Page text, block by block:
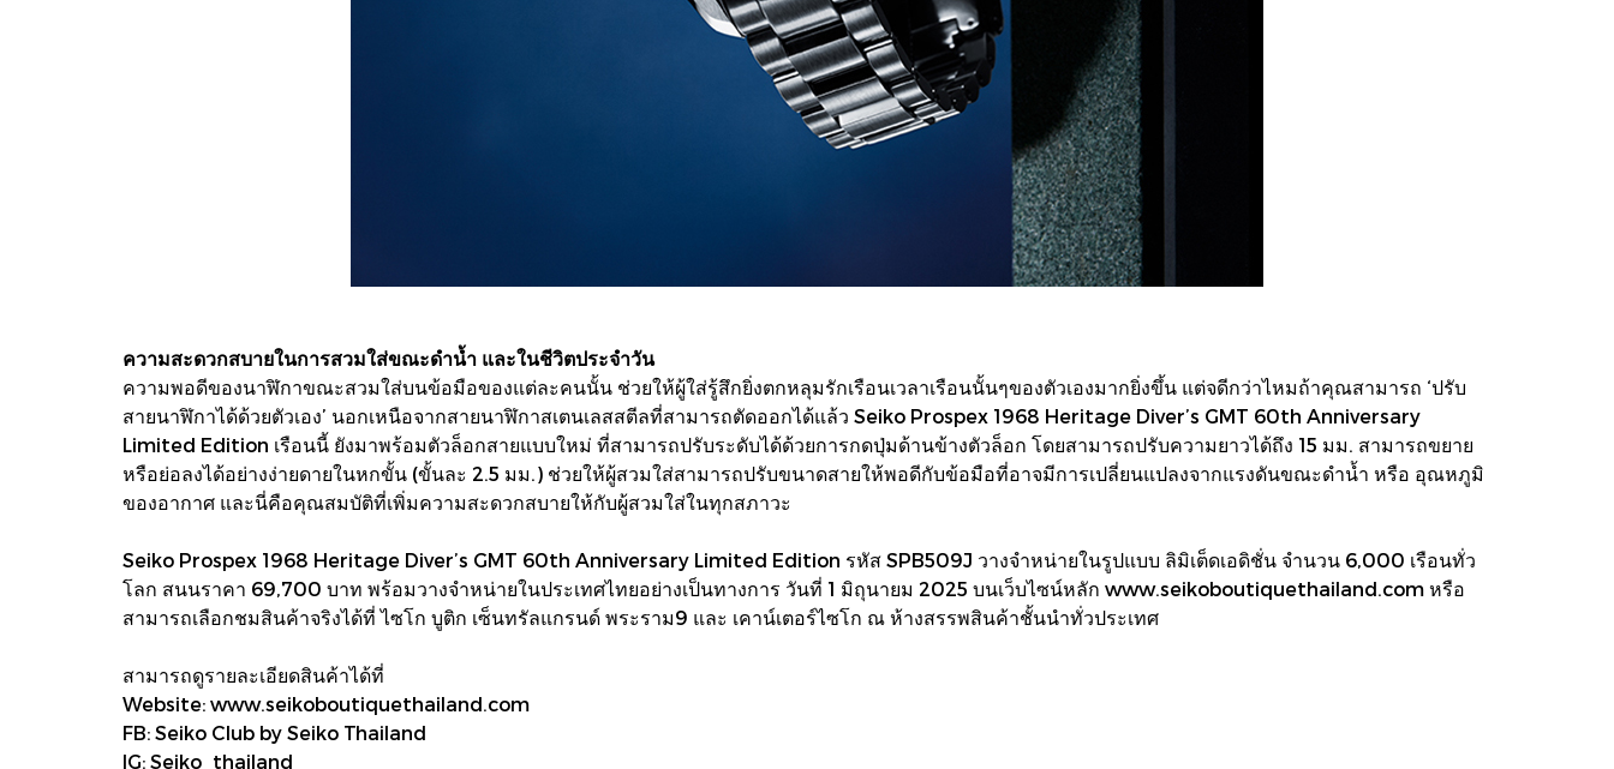
ความสะดวกสบายในการสวมใส่ขณะดำน้ำ และในชีวิตประจำวัน
ความพอดีของนาฬิกาขณะสวมใส่บนข้อมือของแต่ละคนนั้น ช่วยให้ผู้ใส่รู้สึกยิ่งตกหลุมรักเรือนเวลาเรือนนั้นๆของตัวเองมากยิ่งขึ้น แต่จดีกว่าไหมถ้าคุณสามารถ ‘ปรับ
สายนาฬิกาได้ด้วยตัวเอง’ นอกเหนือจากสายนาฬิกาสเตนเลสสตีลที่สามารถตัดออกได้แล้ว Seiko Prospex 1968 Heritage Diver’s GMT 60th Anniversary
Limited Edition เรือนนี้ ยังมาพร้อมตัวล็อกสายแบบใหม่ ที่สามารถปรับระดับได้ด้วยการกดปุ่มด้านข้างตัวล็อก โดยสามารถปรับความยาวได้ถึง 15 มม. สามารถขยาย
หรือย่อลงได้อย่างง่ายดายในหกขั้น (ขั้นละ 2.5 มม.) ช่วยให้ผู้สวมใส่สามารถปรับขนาดสายให้พอดีกับข้อมือที่อาจมีการเปลี่ยนแปลงจากแรงดันขณะดำน้ำ หรือ อุณหภูมิ
ของอากาศ และนี่คือคุณสมบัติที่เพิ่มความสะดวกสบายให้กับผู้สวมใส่ในทุกสภาวะ
Seiko Prospex 1968 Heritage Diver’s GMT 60th Anniversary Limited Edition รหัส SPB509J วางจำหน่ายในรูปแบบ ลิมิเต็ดเอดิชั่น จำนวน 6,000 เรือนทั่ว
โลก สนนราคา 69,700 บาท พร้อมวางจำหน่ายในประเทศไทยอย่างเป็นทางการ วันที่ 1 มิถุนายม 2025 บนเว็บไซน์หลัก www.seikoboutiquethailand.com หรือ
สามารถเลือกชมสินค้าจริงได้ที่ ไซโก บูติก เซ็นทรัลแกรนด์ พระราม9 และ เคาน์เตอร์ไซโก ณ ห้างสรรพสินค้าชั้นนำทั่วประเทศ
สามารถดูรายละเอียดสินค้าได้ที่
Website: www.seikoboutiquethailand.com
FB: Seiko Club by Seiko Thailand
IG: Seiko_thailand